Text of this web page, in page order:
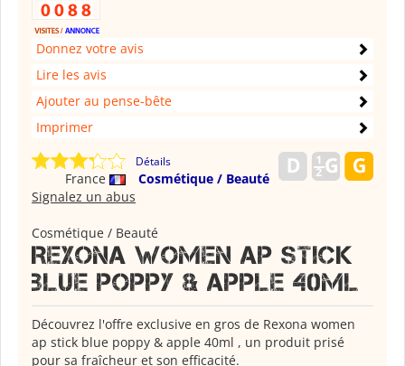
Donnez votre avis
Lire les avis
Ajouter au pense-bête
Imprimer
Détails
France
Cosmétique / Beauté
Signalez un abus
Cosmétique / Beauté
Rexona women ap stick
blue poppy & apple 40ml
Découvrez l'offre exclusive en gros de Rexona women
ap stick blue poppy & apple 40ml , un produit prisé
pour sa fraîcheur et son efficacité.